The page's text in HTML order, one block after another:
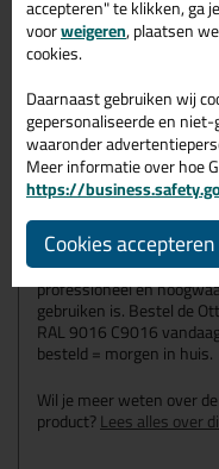
Prettig verwerkbaar
Omschrijving
Ottoseal
580ml in
Zoek je Ottoseal M360
Gevonden! Deze
9016 C9016 is te
professioneel en
gebruiken is. Bestel de
RAL 9016 C9016
besteld = morgen in huis.
Wil je meer weten over
product?Lees alles over
accepteren" te klikken, ga
voorweigeren, plaatsen
cookies.
Daarnaast gebruiken wij
gepersonaliseerde en
waaronder
Meer informatie over hoe
https://
Cookies accepteren